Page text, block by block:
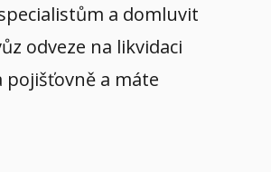
a domluvit
odveze na likvidaci
a máte